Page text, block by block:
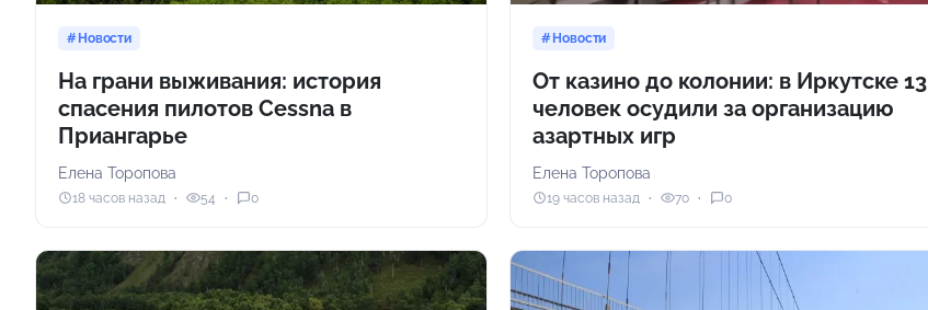
Новости
На грани выживания: история
спасения пилотов Cessna в
Приангарье
Елена Торопова
18 часов назад 54 0
Новости
От казино до колонии: в Иркутске 13
человек осудили за организацию
азартных игр
Елена Торопова
19 часов назад 70 0